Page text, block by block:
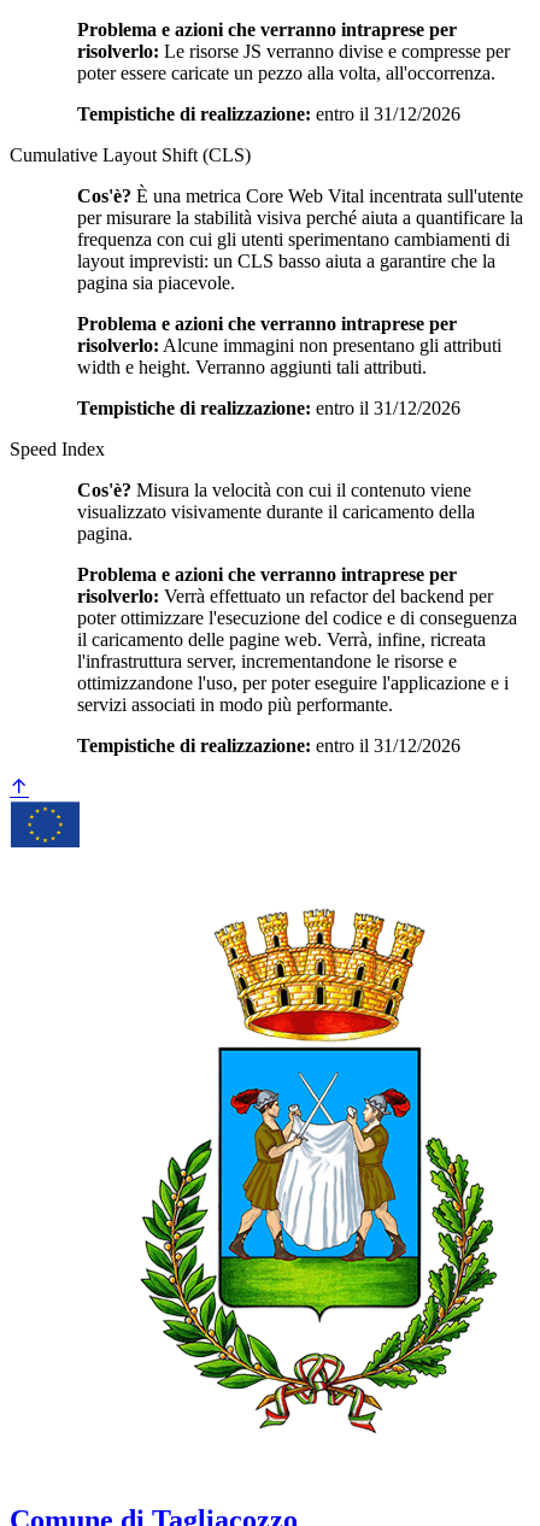
Problema e azioni che verranno intraprese per
risolverlo: Le risorse JS verranno divise e compresse per
poter essere caricate un pezzo alla volta, all'occorrenza.
Tempistiche di realizzazione: entro il 31/12/2026
Cumulative Layout Shift (CLS)
Cos'è? È una metrica Core Web Vital incentrata sull'utente
per misurare la stabilità visiva perché aiuta a quantificare la
frequenza con cui gli utenti sperimentano cambiamenti di
layout imprevisti: un CLS basso aiuta a garantire che la
pagina sia piacevole.
Problema e azioni che verranno intraprese per
risolverlo: Alcune immagini non presentano gli attributi
width e height. Verranno aggiunti tali attributi.
Tempistiche di realizzazione: entro il 31/12/2026
Speed Index
Cos'è? Misura la velocità con cui il contenuto viene
visualizzato visivamente durante il caricamento della
pagina.
Problema e azioni che verranno intraprese per
risolverlo: Verrà effettuato un refactor del backend per
poter ottimizzare l'esecuzione del codice e di conseguenza
il caricamento delle pagine web. Verrà, infine, ricreata
l'infrastruttura server, incrementandone le risorse e
ottimizzandone l'uso, per poter eseguire l'applicazione e i
servizi associati in modo più performante.
Tempistiche di realizzazione: entro il 31/12/2026
Comune di Tagliacozzo